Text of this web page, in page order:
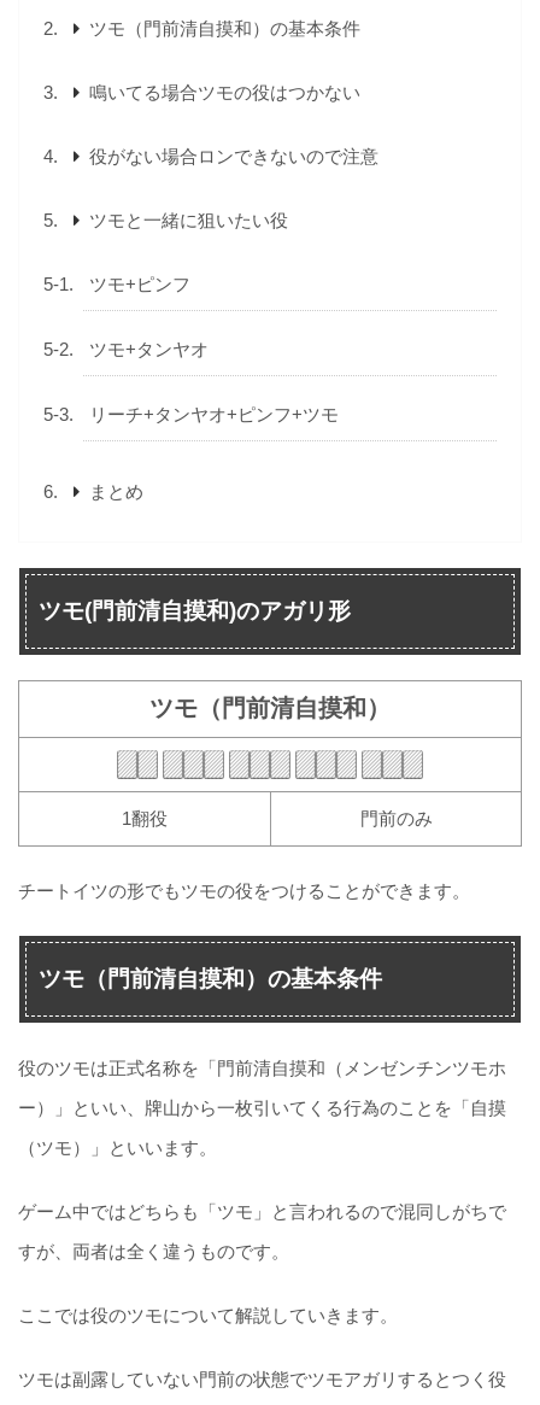
ツモ（門前清自摸和）の基本条件
鳴いてる場合ツモの役はつかない
役がない場合ロンできないので注意
ツモと一緒に狙いたい役
ツモ+ピンフ
ツモ+タンヤオ
リーチ+タンヤオ+ピンフ+ツモ
まとめ
ツモ(門前清自摸和)のアガリ形
ツモ（門前清自摸和）
1翻役 門前のみ
チートイツの形でもツモの役をつけることができます。
ツモ（門前清自摸和）の基本条件
役のツモは正式名称を「門前清自摸和（メンゼンチンツモホ
ー）」といい、牌山から一枚引いてくる行為のことを「自摸
（ツモ）」といいます。
ゲーム中ではどちらも「ツモ」と言われるので混同しがちで
すが、両者は全く違うものです。
ここでは役のツモについて解説していきます。
ツモは副露していない門前の状態でツモアガリするとつく役